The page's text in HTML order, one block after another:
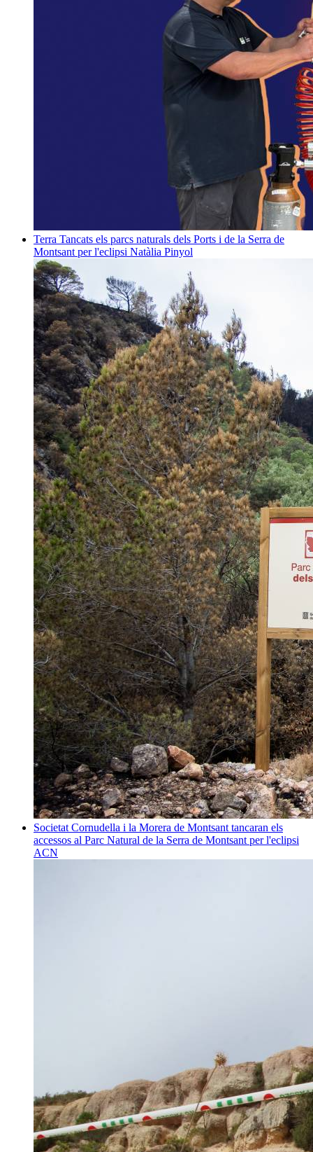
Terra Tancats els parcs naturals dels Ports i de la Serra de
Montsant per l'eclipsi Natàlia Pinyol
Societat Cornudella i la Morera de Montsant tancaran els
accessos al Parc Natural de la Serra de Montsant per l'eclipsi
ACN